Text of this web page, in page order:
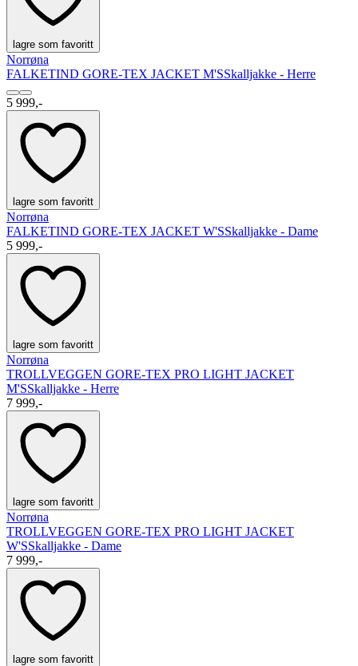
lagre som favoritt
Norrøna
FALKETIND GORE-TEX JACKET M'SSkalljakke - Herre
5 999,-
lagre som favoritt
Norrøna
FALKETIND GORE-TEX JACKET W'SSkalljakke - Dame
5 999,-
lagre som favoritt
Norrøna
TROLLVEGGEN GORE-TEX PRO LIGHT JACKET
M'SSkalljakke - Herre
7 999,-
lagre som favoritt
Norrøna
TROLLVEGGEN GORE-TEX PRO LIGHT JACKET
W'SSkalljakke - Dame
7 999,-
lagre som favoritt